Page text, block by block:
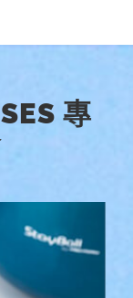
專